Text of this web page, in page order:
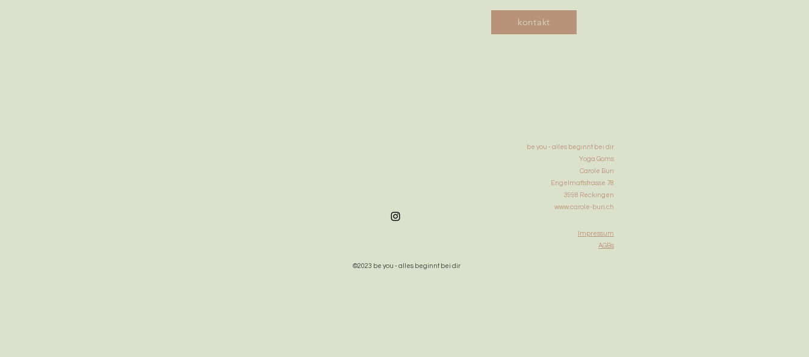
kontakt
be you - alles beginnt bei dir
Yoga Goms
Carole Buri
Engelmattstrasse 78
3998 Reckingen
www.carole-buri.ch
©2023 be you - alles beginnt bei dir
​Impressum
AGBs